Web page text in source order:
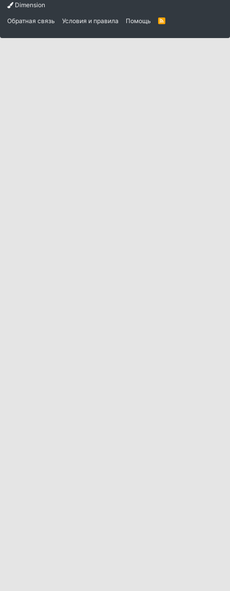
Dimension
Обратная связь Условия и правила Помощь